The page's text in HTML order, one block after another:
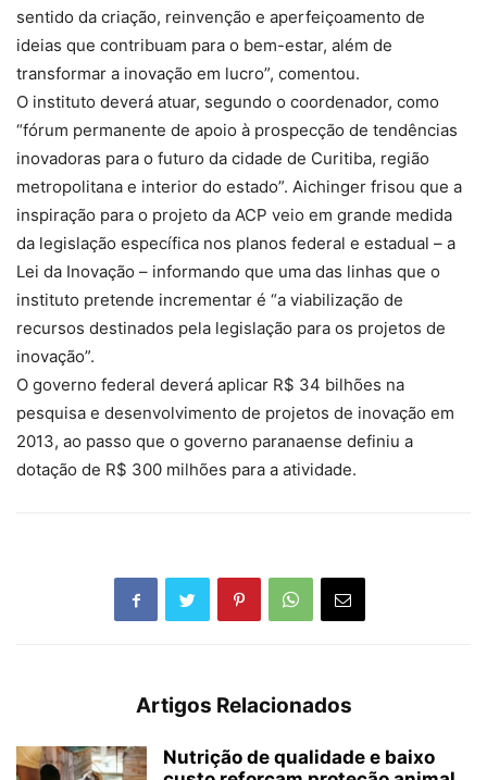
sentido da criação, reinvenção e aperfeiçoamento de
ideias que contribuam para o bem-estar, além de
transformar a inovação em lucro”, comentou.
O instituto deverá atuar, segundo o coordenador, como
“fórum permanente de apoio à prospecção de tendências
inovadoras para o futuro da cidade de Curitiba, região
metropolitana e interior do estado”. Aichinger frisou que a
inspiração para o projeto da ACP veio em grande medida
da legislação específica nos planos federal e estadual – a
Lei da Inovação – informando que uma das linhas que o
instituto pretende incrementar é “a viabilização de
recursos destinados pela legislação para os projetos de
inovação”.
O governo federal deverá aplicar R$ 34 bilhões na
pesquisa e desenvolvimento de projetos de inovação em
2013, ao passo que o governo paranaense definiu a
dotação de R$ 300 milhões para a atividade.
Artigos Relacionados
Nutrição de qualidade e baixo